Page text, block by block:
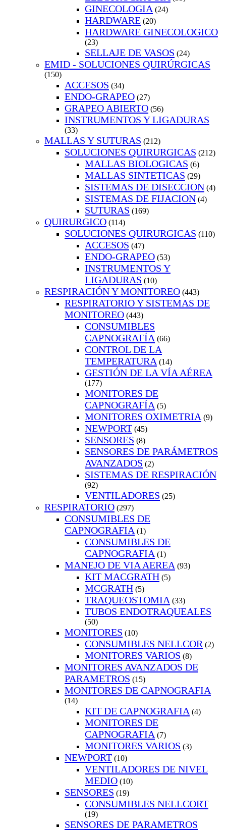
GINECOLOGIA (24)
HARDWARE (20)
HARDWARE GINECOLOGICO
(23)
SELLAJE DE VASOS (24)
EMID - SOLUCIONES QUIRÚRGICAS
(150)
ACCESOS (34)
ENDO-GRAPEO (27)
GRAPEO ABIERTO (56)
INSTRUMENTOS Y LIGADURAS
(33)
MALLAS Y SUTURAS (212)
SOLUCIONES QUIRURGICAS (212)
MALLAS BIOLOGICAS (6)
MALLAS SINTETICAS (29)
SISTEMAS DE DISECCION (4)
SISTEMAS DE FIJACION (4)
SUTURAS (169)
QUIRURGICO (114)
SOLUCIONES QUIRURGICAS (110)
ACCESOS (47)
ENDO-GRAPEO (53)
INSTRUMENTOS Y
LIGADURAS (10)
RESPIRACIÓN Y MONITOREO (443)
RESPIRATORIO Y SISTEMAS DE
MONITOREO (443)
CONSUMIBLES
CAPNOGRAFÍA (66)
CONTROL DE LA
TEMPERATURA (14)
GESTIÓN DE LA VÍA AÉREA
(177)
MONITORES DE
CAPNOGRAFÍA (5)
MONITORES OXIMETRIA (9)
NEWPORT (45)
SENSORES (8)
SENSORES DE PARÁMETROS
AVANZADOS (2)
SISTEMAS DE RESPIRACIÓN
(92)
VENTILADORES (25)
RESPIRATORIO (297)
CONSUMIBLES DE
CAPNOGRAFIA (1)
CONSUMIBLES DE
CAPNOGRAFIA (1)
MANEJO DE VIA AEREA (93)
KIT MACGRATH (5)
MCGRATH (5)
TRAQUEOSTOMIA (33)
TUBOS ENDOTRAQUEALES
(50)
MONITORES (10)
CONSUMIBLES NELLCOR (2)
MONITORES VARIOS (8)
MONITORES AVANZADOS DE
PARAMETROS (15)
MONITORES DE CAPNOGRAFIA
(14)
KIT DE CAPNOGRAFIA (4)
MONITORES DE
CAPNOGRAFIA (7)
MONITORES VARIOS (3)
NEWPORT (10)
VENTILADORES DE NIVEL
MEDIO (10)
SENSORES (19)
CONSUMIBLES NELLCORT
(19)
SENSORES DE PARAMETROS